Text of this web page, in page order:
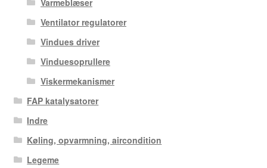
Ventilator regulatorer
Vindues driver
Vinduesoprullere
Viskermekanismer
FAP katalysatorer
Indre
Køling, opvarmning, aircondition
Legeme